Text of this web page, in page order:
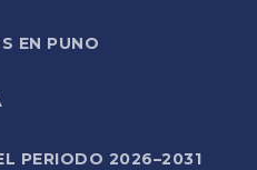
EN PUNO
PERIODO 2026–2031